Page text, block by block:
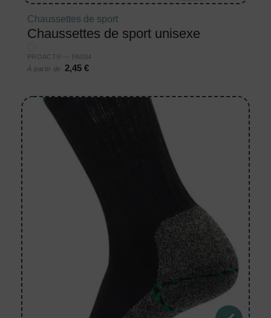
Chaussettes de sport
Chaussettes de sport unisexe
PROACT® — PA034
À partir de
2,45 €